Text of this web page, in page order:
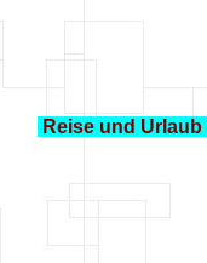
Reise und Urlaub